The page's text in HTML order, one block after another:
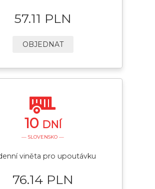
57.11 PLN
OBJEDNAT
10 DNÍ
— SLOVENSKO —
viněta pro upoutávku
76.14 PLN